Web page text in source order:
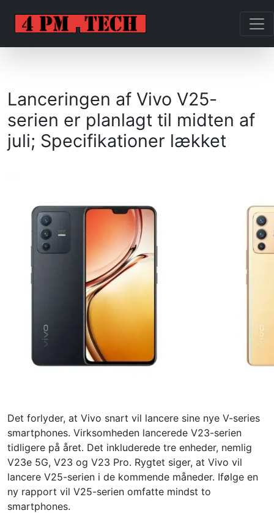
Lanceringen af ​​Vivo V25-
serien er planlagt til midten af ​​
juli; Specifikationer lækket
Det forlyder, at Vivo snart vil lancere sine nye V-series
smartphones. Virksomheden lancerede V23-serien
tidligere på året. Det inkluderede tre enheder, nemlig
V23e 5G, V23 og V23 Pro. Rygtet siger, at Vivo vil
lancere V25-serien i de kommende måneder. Ifølge en
ny rapport vil V25-serien omfatte mindst to
smartphones.